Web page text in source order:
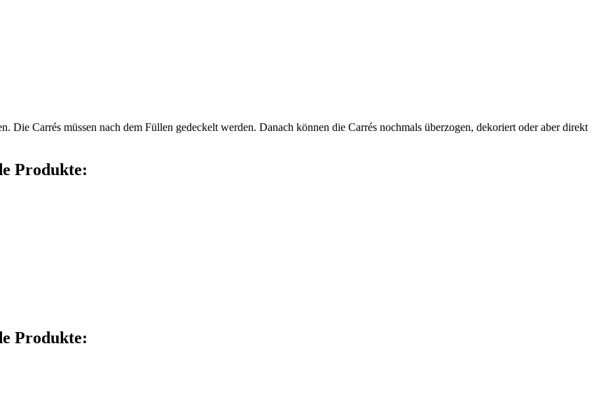
Die Carrés müssen nach dem Füllen gedeckelt werden. Danach können die Carrés nochmals überzogen, dekoriert oder aber direkt
Produkte:
Produkte: